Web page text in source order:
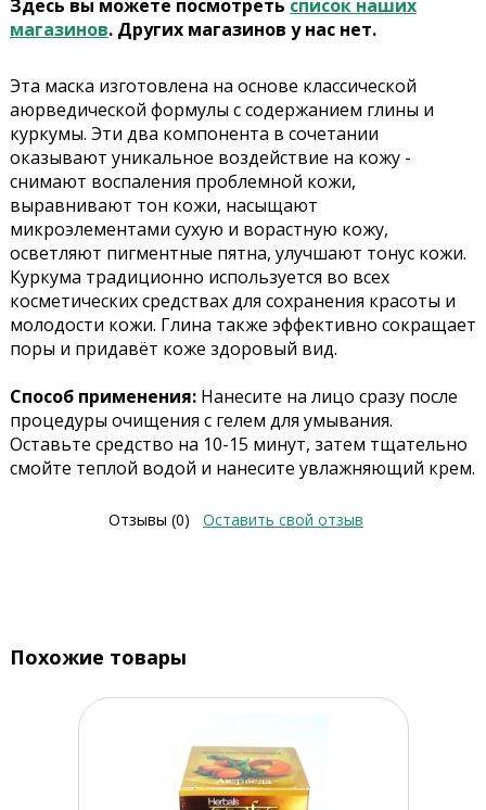
Здесь вы можете посмотреть список наших
магазинов. Других магазинов у нас нет.
Эта маска изготовлена на основе классической
аюрведической формулы с содержанием глины и
куркумы. Эти два компонента в сочетании
оказывают уникальное воздействие на кожу -
снимают воспаления проблемной кожи,
выравнивают тон кожи, насыщают
микроэлементами сухую и ворастную кожу,
осветляют пигментные пятна, улучшают тонус кожи.
Куркума традиционно используется во всех
косметических средствах для сохранения красоты и
молодости кожи. Глина также эффективно сокращает
поры и придавёт коже здоровый вид.
Способ применения:Нанесите на лицо сразу после
процедуры очищения с гелем для умывания.
Оставьте средство на 10-15 минут, затем тщательно
смойте теплой водой и нанесите увлажняющий крем.
Отзывы (0) Оставить свой отзыв
Похожие товары